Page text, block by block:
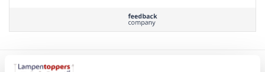
Beschrijving